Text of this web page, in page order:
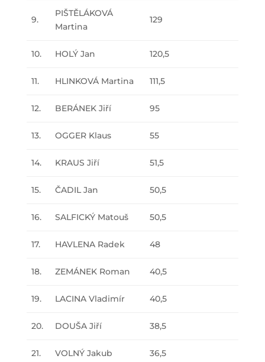
9.
PIŠTĚLÁKOVÁ
Martina
129
10. HOLÝ Jan 120,5
11. HLINKOVÁ Martina 111,5
12. BERÁNEK Jiří 95
13. OGGER Klaus 55
14. KRAUS Jiří 51,5
15. ČADIL Jan 50,5
16. SALFICKÝ Matouš 50,5
17. HAVLENA Radek 48
18. ZEMÁNEK Roman 40,5
19. LACINA Vladimír 40,5
20. DOUŠA Jiří 38,5
21. VOLNÝ Jakub 36,5